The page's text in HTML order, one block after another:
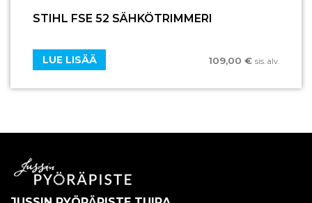
STIHL FSE 52 SÄHKÖTRIMMERI
109,00 € sis. alv.
LUE LISÄÄ